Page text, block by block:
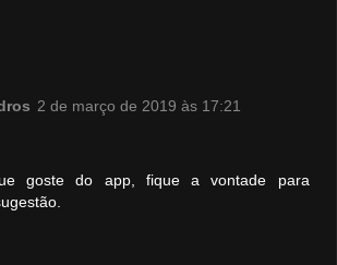
2 de março de 2019 às 17:21
goste do app, fique a vontade para